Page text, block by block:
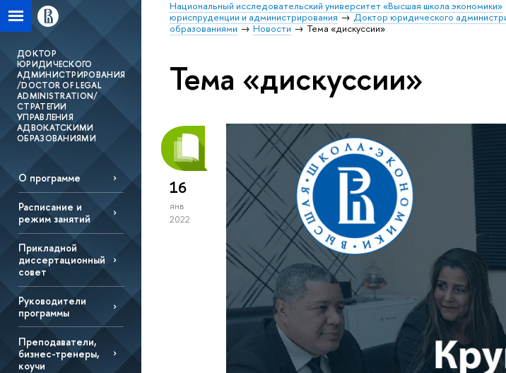
Национальный исследовательский университет «Высшая школа экономики»
юриспруденции и администрирования
Доктор юридического
образованиями
Новости Тема «дискуссии»
ДОКТОР
ЮРИДИЧЕСКОГО
АДМИНИСТРИРОВАНИЯ
/DOCTOR OF LEGAL
ADMINISTRATION/
СТРАТЕГИИ
УПРАВЛЕНИЯ
АДВОКАТСКИМИ
ОБРАЗОВАНИЯМИ
О программе
Расписание и
режим занятий
Прикладной
диссертационный
совет
Руководители
программы
Преподаватели,
бизнес-тренеры,
коучи
Тема «дискуссии»
16
янв
2022